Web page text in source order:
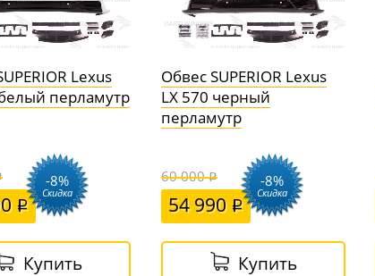
Lexus
перламутр
-8%
Скидка
Купить
Обвес SUPERIOR Lexus
LX 570 черный
перламутр
60 000
54 990
-8%
Скидка
Купить